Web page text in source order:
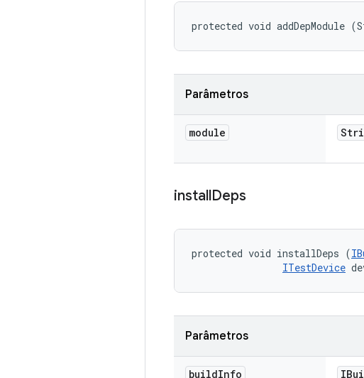
protected void addDepModule
Parâmetros
module
installDeps
protected void installDeps (
ITestDevice
Parâmetros
buildInfo